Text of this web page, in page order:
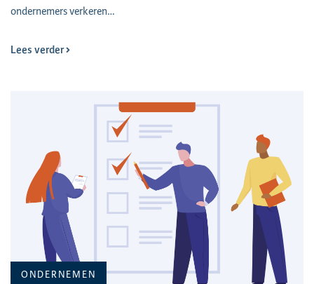
ondernemers verkeren…
Lees verder
ONDERNEMEN